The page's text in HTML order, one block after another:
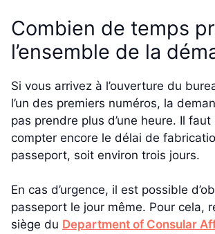
Combien de temps
l’ensemble de la
Si vous arrivez à l’ouverture du
l’un des premiers numéros, la
pas prendre plus d’une heure. Il faut
compter encore le délai de
passeport, soit environ trois jours.
En cas d’urgence, il est possible
passeport le jour même. Pour cela,
siège du Department of Consular